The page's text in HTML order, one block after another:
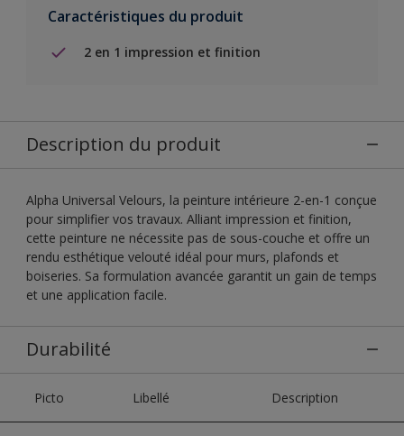
Caractéristiques du produit
2 en 1 impression et finition
Description du produit
Alpha Universal Velours, la peinture intérieure 2-en-1 conçue
pour simplifier vos travaux. Alliant impression et finition,
cette peinture ne nécessite pas de sous-couche et offre un
rendu esthétique velouté idéal pour murs, plafonds et
boiseries. Sa formulation avancée garantit un gain de temps
et une application facile.
Durabilité
Picto Libellé Description